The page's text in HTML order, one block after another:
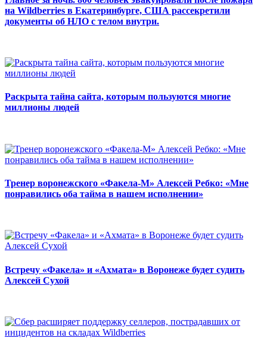
на Wildberries в Екатеринбурге, США рассекретили
документы об НЛО с телом внутри.
Раскрыта тайна сайта, которым пользуются многие
миллионы людей
Тренер воронежского «Факела-М» Алексей Ребко: «Мне
понравились оба тайма в нашем исполнении»
Встречу «Факела» и «Ахмата» в Воронеже будет судить
Алексей Сухой